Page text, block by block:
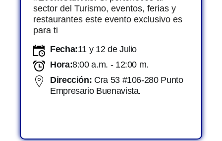
sector del Turismo, eventos, ferias y
restaurantes este evento exclusivo es
para ti
Fecha:11 y 12 de Julio
Hora:8:00 a.m. - 12:00 m.
Dirección: Cra 53 #106-280 Punto
Empresario Buenavista.